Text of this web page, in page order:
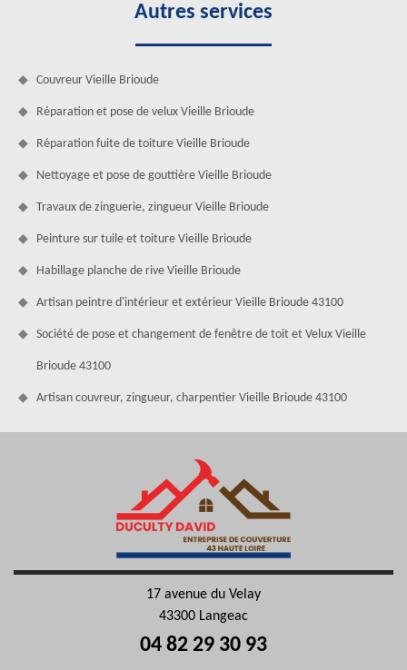
Autres services
Couvreur Vieille Brioude
Réparation et pose de velux Vieille Brioude
Réparation fuite de toiture Vieille Brioude
Nettoyage et pose de gouttière Vieille Brioude
Travaux de zinguerie, zingueur Vieille Brioude
Peinture sur tuile et toiture Vieille Brioude
Habillage planche de rive Vieille Brioude
Artisan peintre d'intérieur et extérieur Vieille Brioude 43100
Société de pose et changement de fenêtre de toit et Velux Vieille
Brioude 43100
Artisan couvreur, zingueur, charpentier Vieille Brioude 43100
17 avenue du Velay
43300 Langeac
04 82 29 30 93